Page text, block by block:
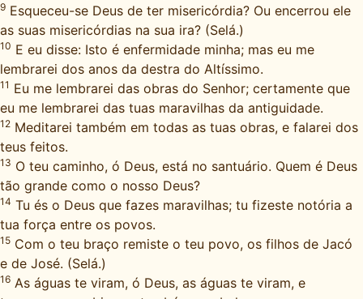
9 Esqueceu-se Deus de ter misericórdia? Ou encerrou ele
as suas misericórdias na sua ira? (Selá.)
10 E eu disse: Isto é enfermidade minha; mas eu me
lembrarei dos anos da destra do Altíssimo.
11 Eu me lembrarei das obras do Senhor; certamente que
eu me lembrarei das tuas maravilhas da antiguidade.
12 Meditarei também em todas as tuas obras, e falarei dos
teus feitos.
13 O teu caminho, ó Deus, está no santuário. Quem é Deus
tão grande como o nosso Deus?
14 Tu és o Deus que fazes maravilhas; tu fizeste notória a
tua força entre os povos.
15 Com o teu braço remiste o teu povo, os filhos de Jacó
e de José. (Selá.)
16 As águas te viram, ó Deus, as águas te viram, e